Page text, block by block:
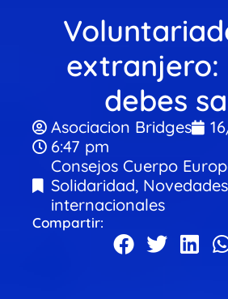
extranjero:
debes
Asociacion Bridges
6:47 pm
Consejos Cuerpo
Solidaridad,
internacionales
Compartir: